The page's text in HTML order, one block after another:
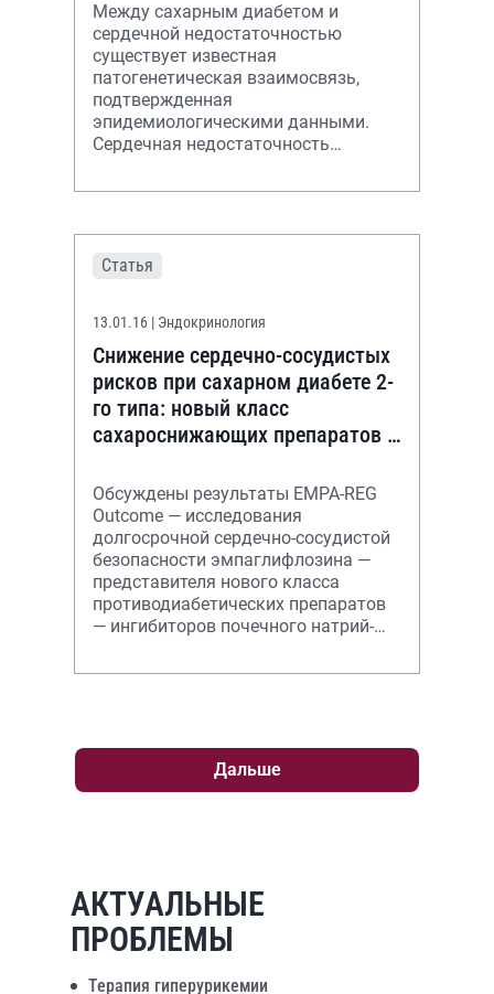
Между сахарным диабетом и
сердечной недостаточностью
существует известная
патогенетическая взаимосвязь,
подтвержденная
эпидемиологическими данными.
Сердечная недостаточность
сосудистым исходом при оценке
Статья
13.01.16 | Эндокринология
Снижение сердечно-сосудистых
рисков при сахарном диабете 2-
го типа: новый класс
сахароснижающих препаратов —
Обсуждены результаты EMPA-REG
Outcome — исследования
долгосрочной сердечно-сосудистой
безопасности эмпаглифлозина —
представителя нового класса
противодиабетических препаратов
— ингибиторов почечного натрий-
типа (SGLT2).
Дальше
АКТУАЛЬНЫЕ
ПРОБЛЕМЫ
Терапия гиперурикемии